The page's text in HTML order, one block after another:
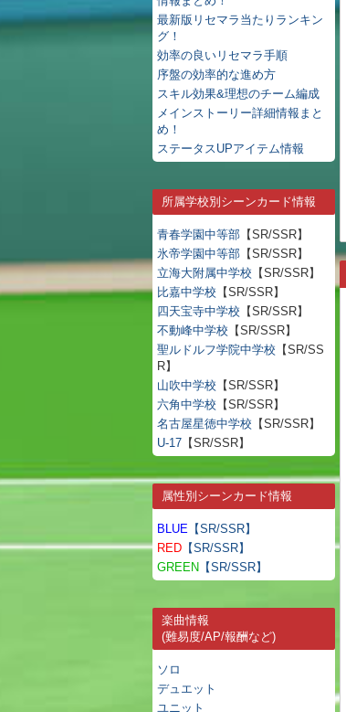
最新版リセマラ当たりランキン
グ！
効率の良いリセマラ手順
序盤の効率的な進め方
スキル効果&理想のチーム編成
メインストーリー詳細情報まと
め！
ステータスUPアイテム情報
所属学校別シーンカード情報
青春学園中等部 【SR/SSR】
氷帝学園中等部 【SR/SSR】
立海大附属中学校 【SR/SSR】
比嘉中学校 【SR/SSR】
四天宝寺中学校 【SR/SSR】
不動峰中学校 【SR/SSR】
聖ルドルフ学院中学校 【SR/SS
R】
山吹中学校 【SR/SSR】
六角中学校 【SR/SSR】
名古屋星徳中学校 【SR/SSR】
U-17 【SR/SSR】
属性別シーンカード情報
BLUE 【SR/SSR】
RED 【SR/SSR】
GREEN 【SR/SSR】
楽曲情報
(難易度/AP/報酬など)
ソロ
デュエット
ユニット